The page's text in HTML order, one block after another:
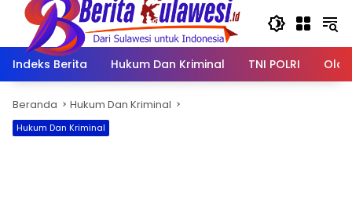
Langsung
konten
Indeks Berita
Hukum Dan Kriminal TNI POLRI
Beranda Hukum Dan Kriminal
Hukum Dan Kriminal